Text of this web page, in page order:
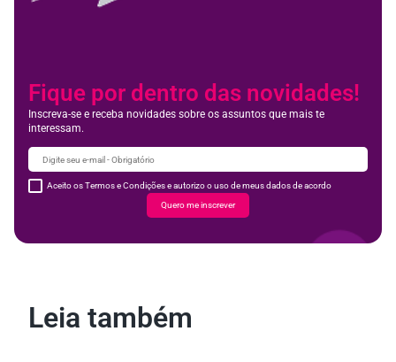
Fique por dentro das novidades!
Inscreva-se e receba novidades sobre os assuntos que mais te
interessam.
Aceito os Termos e Condições e autorizo o uso de meus dados de acordo
Quero me inscrever
Leia também